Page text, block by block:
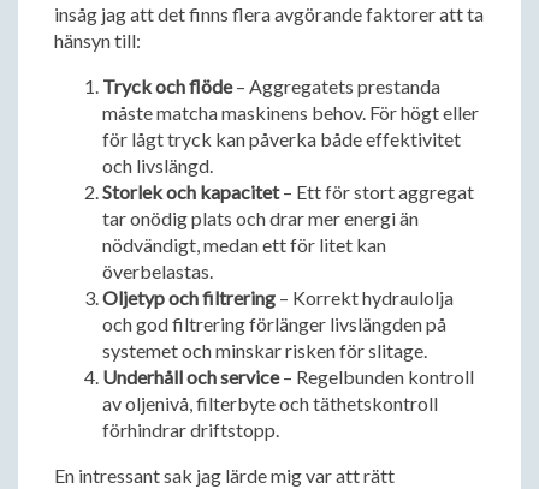
insåg jag att det finns flera avgörande faktorer att ta
hänsyn till:
Tryck och flöde– Aggregatets prestanda
måste matcha maskinens behov. För högt eller
för lågt tryck kan påverka både effektivitet
och livslängd.
Storlek och kapacitet– Ett för stort aggregat
tar onödig plats och drar mer energi än
nödvändigt, medan ett för litet kan
överbelastas.
Oljetyp och filtrering – Korrekt hydraulolja
och god filtrering förlänger livslängden på
systemet och minskar risken för slitage.
Underhåll och service– Regelbunden kontroll
av oljenivå, filterbyte och täthetskontroll
förhindrar driftstopp.
En intressant sak jag lärde mig var att rätt